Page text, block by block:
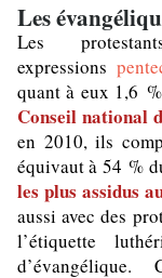
Les
Les
expressions
quant à eux 1,6
Conseil national
en 2010, ils
équivaut à 54 %
les plus assidus
aussi avec des
l’étiquette
d’évangélique.